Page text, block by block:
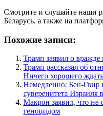
Смотрите и слушайте наши
Беларусь, а также на
Похожие записи:
Трамп заявил о
Трамп рассказал об
Ничего хорошего
Немедленно: Бен-Гвир
суверенитета Израиля
Макрон заявил, что не
геноцидом